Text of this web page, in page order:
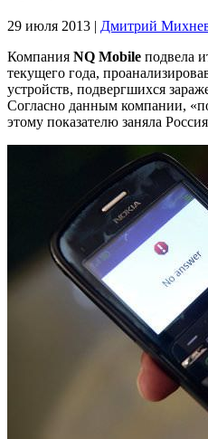
29 июля 2013 | Дмитрий
Компания NQ Mobile подвела
текущего года,
устройств, подвергшихся
Согласно данным компании,
этому показателю заняла